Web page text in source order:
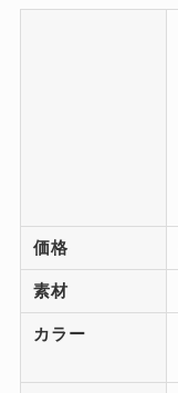
価格
素材
カラー